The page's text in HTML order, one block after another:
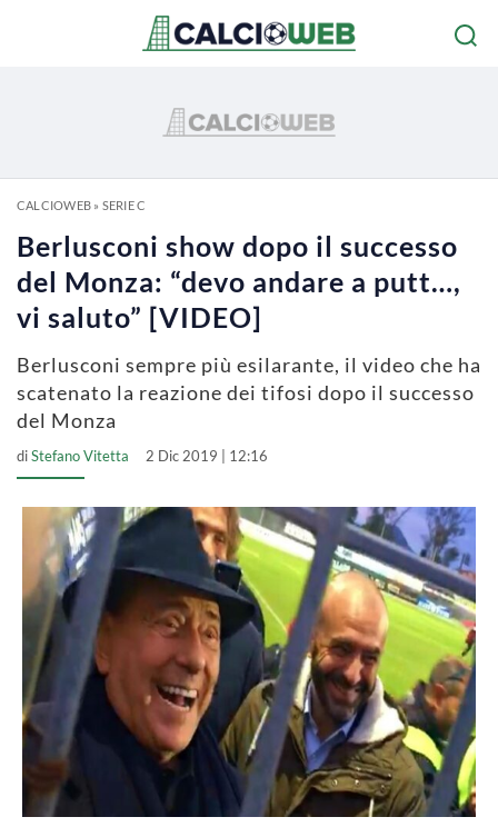
CALCIOWEB» SERIE C
Berlusconi show dopo il successo
del Monza: “devo andare a putt…,
vi saluto” [VIDEO]
Berlusconi sempre più esilarante, il video che ha
scatenato la reazione dei tifosi dopo il successo
del Monza
diStefano Vitetta 2 Dic 2019 | 12:16